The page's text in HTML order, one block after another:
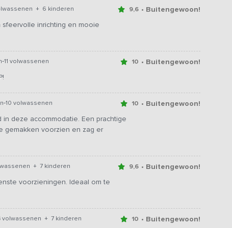
+ 6 kinderen 9,6 • Buitengewoon!
inrichting en mooie
-11 volwassenen 10 • Buitengewoon!
-10 volwassenen 10 • Buitengewoon!
deze accommodatie. Een prachtige
gemakken voorzien en zag er
+ 7 kinderen 9,6 • Buitengewoon!
voorzieningen. Ideaal om te
volwassenen + 7 kinderen 10 • Buitengewoon!